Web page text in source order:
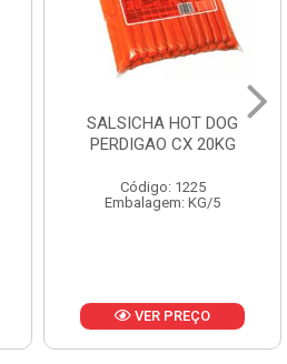
SALSICHA HOT DOG
PERDIGAO CX 20KG
Código: 1225
Embalagem: KG/5
VER PREÇO